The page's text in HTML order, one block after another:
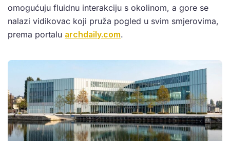
omogućuju fluidnu interakciju s okolinom, a gore se
nalazi vidikovac koji pruža pogled u svim smjerovima,
prema portalu archdaily.com.